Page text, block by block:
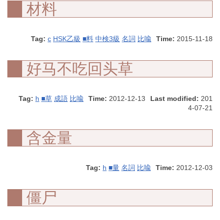
材料
Tag: c HSK乙級 ■料 中検3級 名詞 比喩 Time: 2015-11-18
好马不吃回头草
Tag: h ■草 成語 比喩 Time: 2012-12-13 Last modified: 201
4-07-21
含金量
Tag: h ■量 名詞 比喩 Time: 2012-12-03
僵尸